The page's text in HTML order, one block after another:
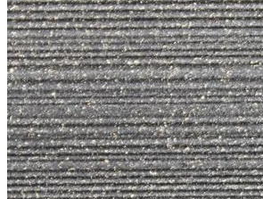
Florales
Menschen
Stadt und Land
Weitere Fotoblogs
Über mich
Impressum
Datenschutz
Suche